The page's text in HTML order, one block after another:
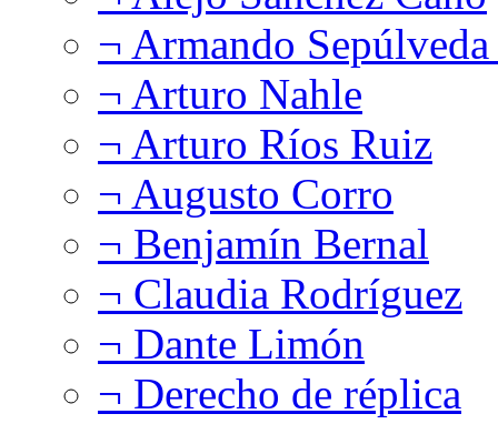
¬ Armando
¬ Arturo Nahle
¬ Arturo Ríos Ruiz
¬ Augusto Corro
¬ Benjamín Bernal
¬ Claudia Rodríguez
¬ Dante Limón
¬ Derecho de réplica